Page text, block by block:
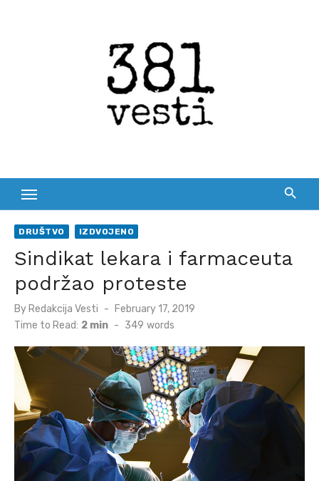
DRUŠTVO IZDVOJENO
Sindikat lekara i farmaceuta
podržao proteste
By Redakcija Vesti
Posted
February 17, 2019
Time to Read: 2 min - 349 words